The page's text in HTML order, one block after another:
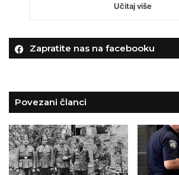
Učitaj više
Zapratite nas na facebooku
Povezani članci